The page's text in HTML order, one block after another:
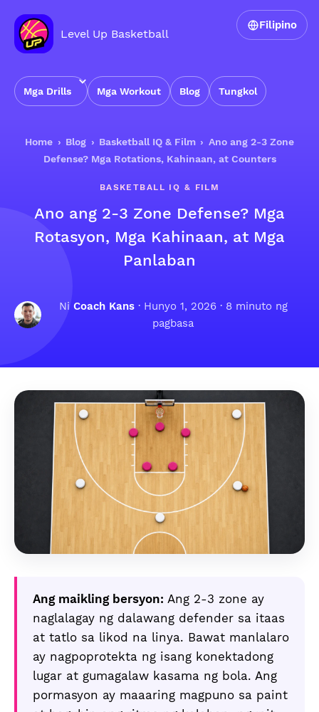
Level Up Basketball
Mga Drills Mga Workout Blog Tungkol
Filipino
Home › Blog › Basketball IQ & Film › Ano ang 2-3 Zone
Defense? Mga Rotations, Kahinaan, at Counters
BASKETBALL IQ & FILM
Ano ang 2-3 Zone Defense? Mga
Rotasyon, Mga Kahinaan, at Mga
Panlaban
Ni Coach Kans· Hunyo 1, 2026· 8 minuto ng
pagbasa
Ang maikling bersyon: Ang 2-3 zone ay
naglalagay ng dalawang defender sa itaas
at tatlo sa likod na linya. Bawat manlalaro
ay nagpoprotekta ng isang konektadong
lugar at gumagalaw kasama ng bola. Ang
pormasyon ay maaaring magpuno sa paint